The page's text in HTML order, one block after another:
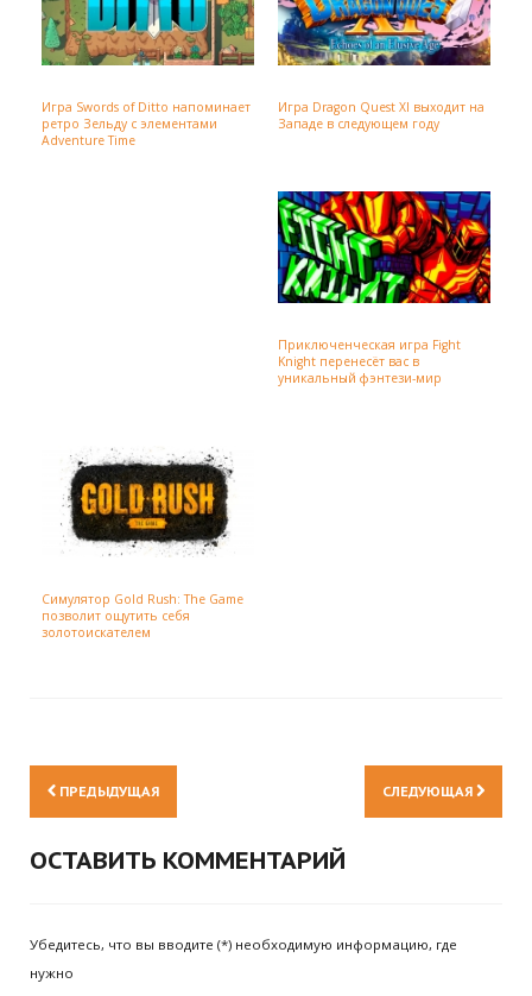
Игра Swords of Ditto напоминает
ретро Зельду с элементами
Adventure Time
Игра Dragon Quest XI выходит на
Западе в следующем году
Приключенческая игра Fight
Knight перенесёт вас в
уникальный фэнтези-мир
Симулятор Gold Rush: The Game
позволит ощутить себя
золотоискателем
ПРЕДЫДУЩАЯ СЛЕДУЮЩАЯ
ОСТАВИТЬ КОММЕНТАРИЙ
Убедитесь, что вы вводите (*) необходимую информацию, где
нужно